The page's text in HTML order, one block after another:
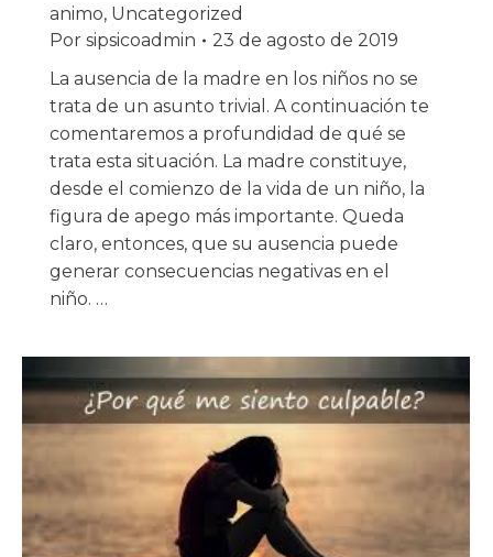
animo, Uncategorized
Por sipsicoadmin
23 de agosto de 2019
La ausencia de la madre en los niños no se
trata de un asunto trivial. A continuación te
comentaremos a profundidad de qué se
trata esta situación. La madre constituye,
desde el comienzo de la vida de un niño, la
figura de apego más importante. Queda
claro, entonces, que su ausencia puede
generar consecuencias negativas en el
niño. …